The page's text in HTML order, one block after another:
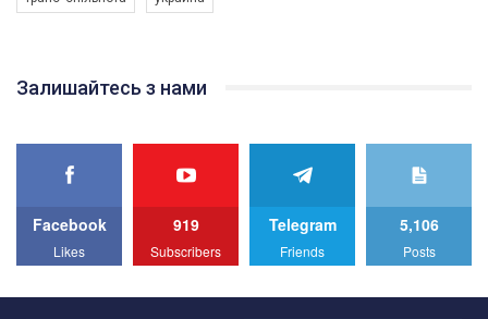
Якщо ти хочеш підтримати нас - просто натисни "лайк" під
best video, representing programme for the development of
We appeal to your support and ask to help us implement our plan
All you have to do is to press "Like" below the video.
Эмоционально сильный ролик от команды "Гей-альянс
Залишайтесь з нами
Facebook
Likes
919
Subscribers
Telegram
Friends
5,106
Posts